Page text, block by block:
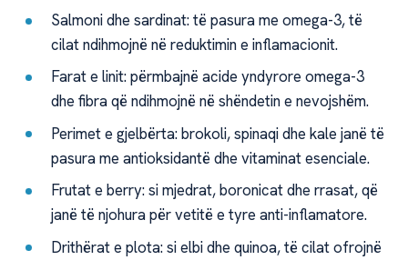
Salmoni dhe sardinat: të pasura me omega-3, të
cilat ndihmojnë në reduktimin e inflamacionit.
Farat e linit: përmbajnë acide yndyrore omega-3
dhe fibra që ndihmojnë në shëndetin e nevojshëm.
Perimet e gjelbërta: brokoli, spinaqi dhe kale janë të
pasura me antioksidantë dhe vitaminat esenciale.
Frutat e berry: si mjedrat, boronicat dhe rrasat, që
janë të njohura për vetitë e tyre anti-inflamatore.
Drithërat e plota: si elbi dhe quinoa, të cilat ofrojnë